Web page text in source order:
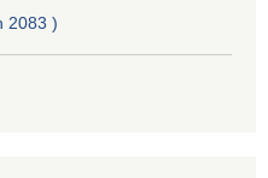
2083 )